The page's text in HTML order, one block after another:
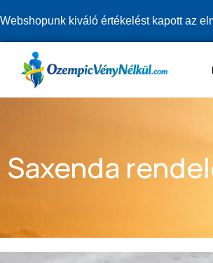
Webshopunk kiváló értékelést kapott az
Saxenda